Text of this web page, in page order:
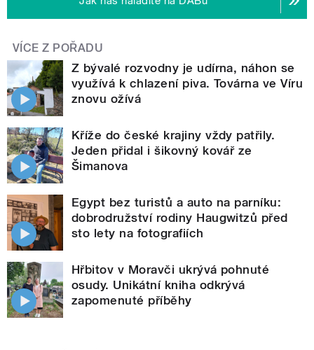
VÍCE Z POŘADU
Z bývalé rozvodny je udírna, náhon se
využívá k chlazení piva. Továrna ve Víru
znovu ožívá
Kříže do české krajiny vždy patřily.
Jeden přidal i šikovný kovář ze
Šimanova
Egypt bez turistů a auto na parníku:
dobrodružství rodiny Haugwitzů před
sto lety na fotografiích
Hřbitov v Moravči ukrývá pohnuté
osudy. Unikátní kniha odkrývá
zapomenuté příběhy